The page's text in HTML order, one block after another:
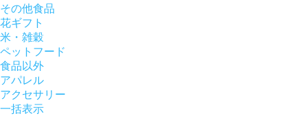
その他食品
花ギフト
米・雑穀
ペットフード
食品以外
アパレル
アクセサリー
一括表示